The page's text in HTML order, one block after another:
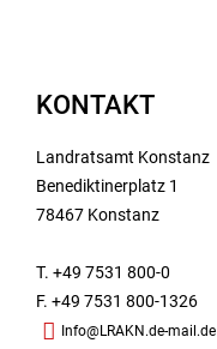
KONTAKT
Landratsamt Konstanz
Benediktinerplatz 1
78467 Konstanz
T. +49 7531 800-0
F. +49 7531 800-1326
Info@LRAKN.de-mail.de